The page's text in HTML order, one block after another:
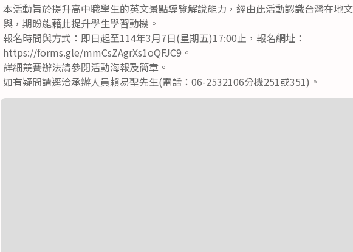
本活動旨於提升高中職學生的英文景點導覽解說能力，經由此活動認識台灣在地
與，期盼能藉此提升學生學習動機。
報名時間與方式：即日起至114年3月7日(星期五)17:00止，報名網址：
https://forms.gle/mmCsZAgrXs1oQFJC9。
詳細競賽辦法請參閱活動海報及簡章。
如有疑問請逕洽承辦人員賴易聖先生(電話：06-2532106分機251或351)。